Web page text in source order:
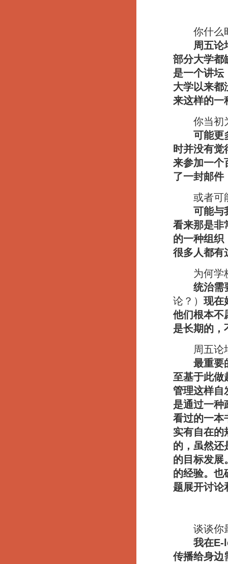
你什么时
周五论
部分大学都
是一个讲坛
大学以来都
来这样的一
你当初为
可能更
时并没有
来参加一个
了一封邮件
或者可能
可能与
看来那是非
的一种组织
很多人都有
为何学校
统治需
论？）现在
他们根本不
是长期的，
周五论坛
最重要
至基于此做
管理这样自
是通过一种
看过的一本
实有自在的
的，虽然还
的目标发展
的经验。也
题展开讨论
谈谈你最
我在E-
传播给身边